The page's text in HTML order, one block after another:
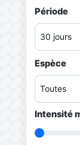
Période
Espèce
Intensité